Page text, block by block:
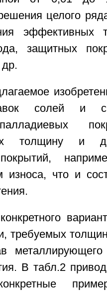
целого
эффективных
защитных
др.
солей и
толщину и
покрытий,
что и
требуемых
В табл.2